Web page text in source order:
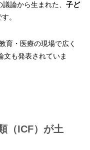
論から生まれた、 子ど
。
育・医療の現場で広く
文も発表されていま
（ICF）が土